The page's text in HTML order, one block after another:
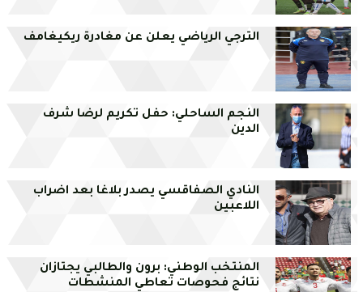
الترجي الرياضي يعلن عن مغادرة ريكيغامف
النجم الساحلي: حفل تكريم لرضا شرف
الدين
النادي الصفاقسي يصدر بلاغا بعد اضراب
اللاعبين
المنتخب الوطني: برون والطالبي يجتازان
نتائج فحوصات تعاطي المنشطات